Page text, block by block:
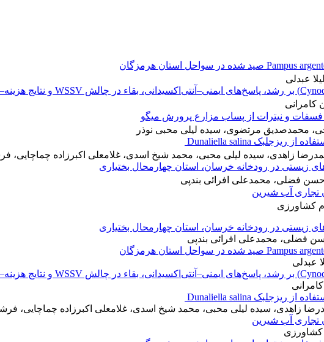
عبدلی
کامرانی
و نیترات از پساب مزارع پرورش میگو
محمدصدیق مرتضوی، سیده لیلی محبی نوذر
زاهدی، سیده لیلی محبی، محمد شیخ اسدی، غلامعلی اکبرزاده چماچایی،
در رودخانه خرسان، استان چهارمحال بختیاری
حسن فضلی، محمدعلی افرائی بندپی
تجاری آب شیرین
کشاورزی
در رودخانه خرسان، استان چهارمحال بختیاری
فضلی، محمدعلی افرائی بندپی
عبدلی
سیده لیلی محبی، محمد شیخ اسدی، غلامعلی اکبرزاده چماچایی،
تجاری آب شیرین
کشاورزی